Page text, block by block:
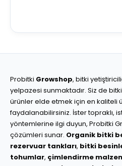
Probitki Growshop, bitki
yelpazesi sunmaktadır. Siz de
ürünler elde etmek için en kaliteli
faydalanabilirsiniz. İster topraklı,
yöntemlerine ilgi duyun, Probitki
çözümleri sunar. Organik bitki
rezervuar tankları, bitki
tohumlar, çimlendirme